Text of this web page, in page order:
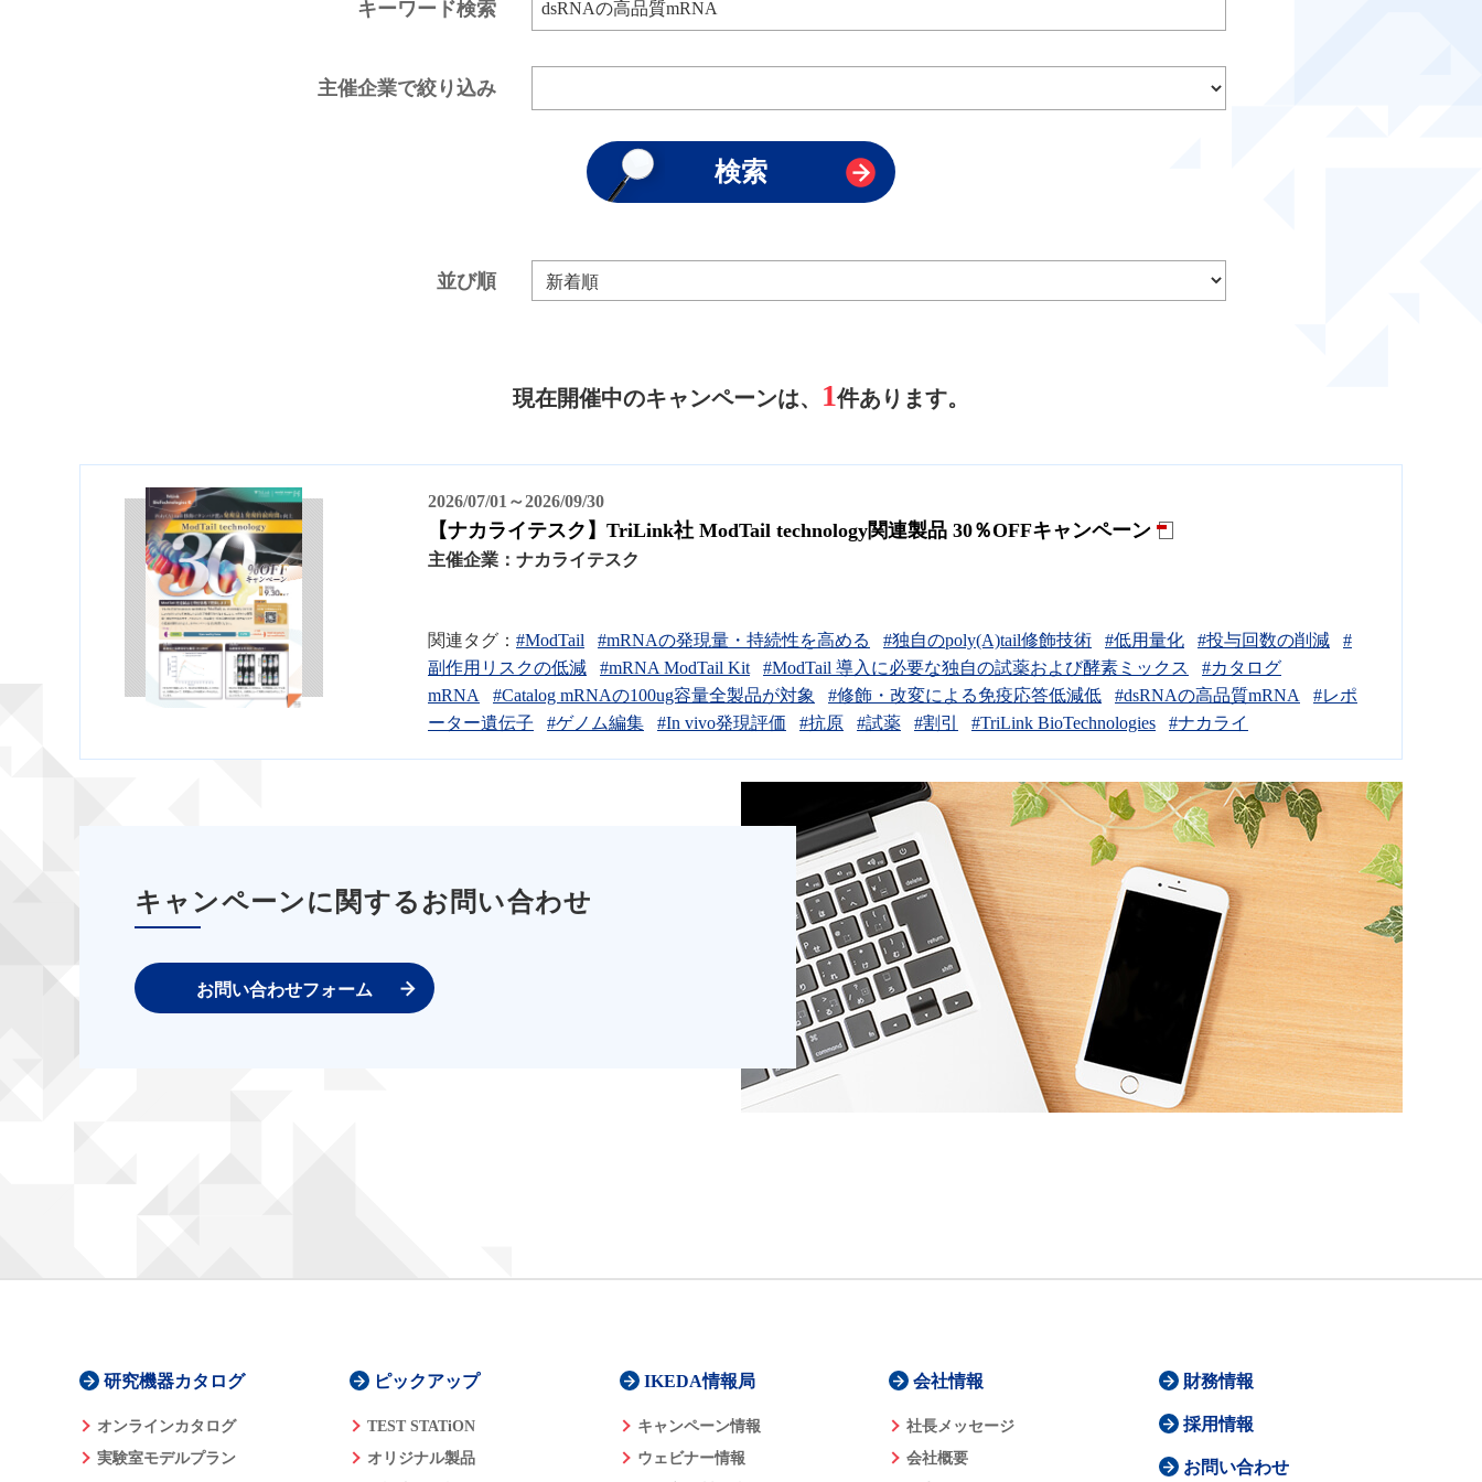
キーワード検索
主催企業で絞り込み
並び順
現在開催中のキャンペーンは、 1件あります。
2026/07/01～2026/09/30
【ナカライテスク】TriLink社 ModTail technology関連製品 30％OFFキャンペーン
主催企業： ナカライテスク
関連タグ： #ModTail #mRNAの発現量・持続性を高める #独自のpoly(A)tail修飾技術 #低用量化 #投与回数の削減
#
副作用リスクの低減
#mRNA ModTail Kit #ModTail 導入に必要な独自の試薬および酵素ミックス
#カタログ
mRNA
#Catalog mRNAの100ug容量全製品が対象 #修飾・改変による免疫応答低減低 #dsRNAの高品質mRNA
#レポ
ーター遺伝子
#ゲノム編集 #In vivo発現評価 #抗原 #試薬 #割引 #TriLink BioTechnologies #ナカライ
キャンペーンに関するお問い合わせ
お問い合わせフォーム
研究機器カタログ
オンラインカタログ
実験室モデルプラン
ピックアップ
TEST STATiON
オリジナル製品
IKEDA情報局
キャンペーン情報
ウェビナー情報
会社情報
社長メッセージ
会社概要
財務情報
採用情報
お問い合わせ